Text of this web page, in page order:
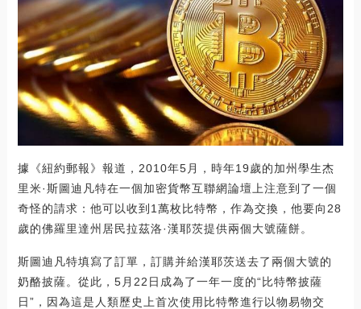
據《紐約郵報》報道，2010年5月，時年19歲的加州學生杰
里米·斯圖迪凡特在一個加密貨幣互聯網論壇上注意到了一個
奇怪的請求：他可以收到1萬枚比特幣，作為交換，他要向28
歲的佛羅里達州居民拉茲洛·漢耶茨提供兩個大號薩餅。
斯圖迪凡特填寫了訂單，訂購并給漢耶茨送去了兩個大號的
奶酪披薩。從此，5月22日成為了一年一度的“比特幣披薩
日”，因為這是人類歷史上首次使用比特幣進行以物易物交